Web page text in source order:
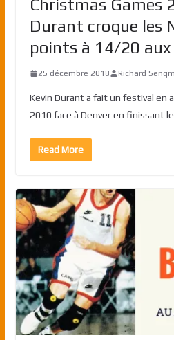
Christmas Games
Durant croque les
points à 14/20
25 décembre 2018 Richard
Kevin Durant a fait un festival en
2010 face à Denver en finissant
Read More